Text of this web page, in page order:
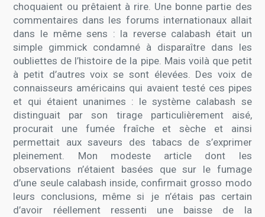
choquaient ou prêtaient à rire. Une bonne partie des
commentaires dans les forums internationaux allait
dans le même sens : la reverse calabash était un
simple gimmick condamné à disparaître dans les
oubliettes de l’histoire de la pipe. Mais voilà que petit
à petit d’autres voix se sont élevées. Des voix de
connaisseurs américains qui avaient testé ces pipes
et qui étaient unanimes : le système calabash se
distinguait par son tirage particulièrement aisé,
procurait une fumée fraîche et sèche et ainsi
permettait aux saveurs des tabacs de s’exprimer
pleinement. Mon modeste article dont les
observations n’étaient basées que sur le fumage
d’une seule calabash inside, confirmait grosso modo
leurs conclusions, même si je n’étais pas certain
d’avoir réellement ressenti une baisse de la